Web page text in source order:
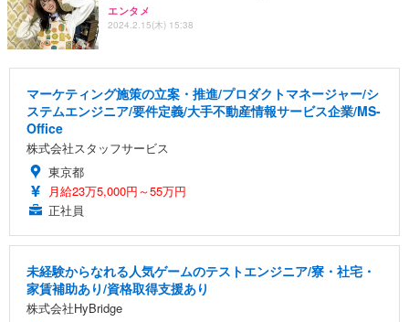
エンタメ
2024.2.15(木) 15:38
マーケティング施策の立案・推進/プロダクトマネージャー/シ
ステムエンジニア/要件定義/大手不動産情報サービス企業/MS-
Office
株式会社スタッフサービス
東京都
月給23万5,000円～55万円
正社員
未経験からなれる人気ゲームのテストエンジニア/寮・社宅・
家賃補助あり/資格取得支援あり
株式会社HyBridge